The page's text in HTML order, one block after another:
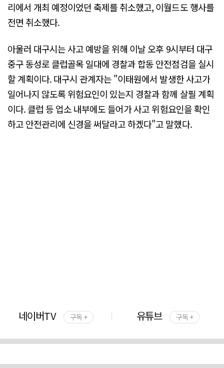
리에서 개최 예정이었던 축제를 취소했고, 이월드도 행사를
전면 취소했다.
아울러 대구시는 사고 예방을 위해 이날 오후 9시부터 대구
중구 동성로 클럽골목 일대에 경찰과 합동 안전점검을 실시
할 계획이다. 대구시 관계자는 "이태원에서 발생한 사고가
일어나지 않도록 위험요인이 있는지 경찰과 함께 살필 계획
이다. 클럽 등 업소 내부에도 들어가 사고 위험요인을 확인
하고 안전관리에 신경을 써달라고 하겠다"고 말했다.
네이버TV 구독 + 유튜브 구독 +